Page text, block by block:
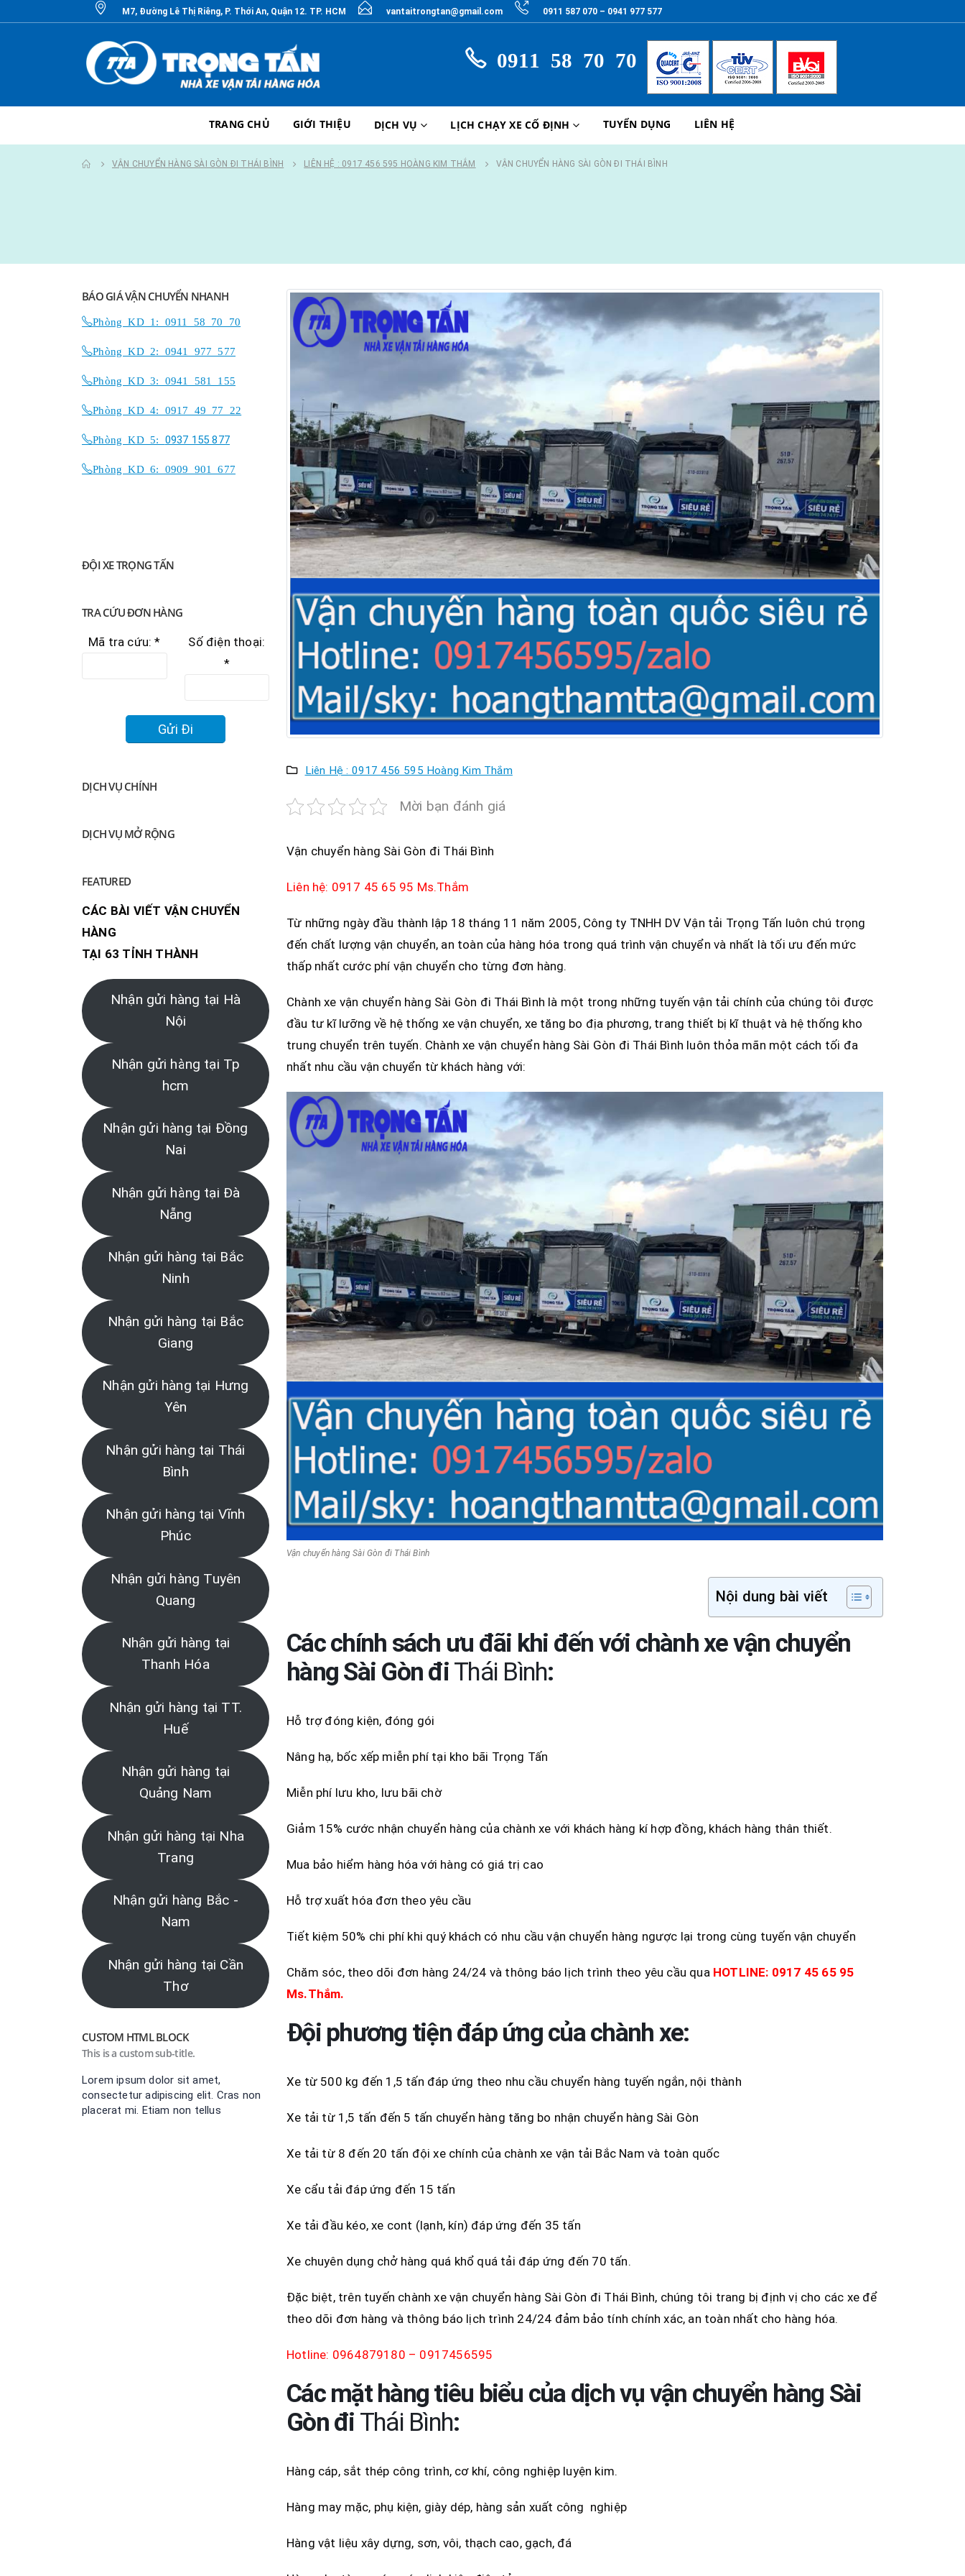
M7, Đường Lê Thị Riêng, P. Thới An, Quận 12. TP. HCM vantaitrongtan@gmail.com 0911 587 070 – 0941 977 577
0911 58 70 70
TRANG CHỦ GIỚI THIỆU DỊCH VỤ LỊCH CHẠY XE CỐ ĐỊNH TUYỂN DỤNG LIÊN HỆ
VẬN CHUYỂN HÀNG SÀI GÒN ĐI THÁI BÌNH LIÊN HỆ : 0917 456 595 HOÀNG KIM THẮM VẬN CHUYỂN HÀNG SÀI GÒN ĐI THÁI BÌNH
Liên Hệ : 0917 456 595 Hoàng Kim Thắm
Mời bạn đánh giá
Vận chuyển hàng Sài Gòn đi Thái Bình
Liên hệ: 0917 45 65 95 Ms.Thắm
Từ những ngày đầu thành lập 18 tháng 11 năm 2005, Công ty TNHH DV Vận tải Trọng Tấn luôn chú trọng
đến chất lượng vận chuyển, an toàn của hàng hóa trong quá trình vận chuyển và nhất là tối ưu đến mức
thấp nhất cước phí vận chuyển cho từng đơn hàng.
Chành xe vận chuyển hàng Sài Gòn đi Thái Bình là một trong những tuyến vận tải chính của chúng tôi được
đầu tư kĩ lưỡng về hệ thống xe vận chuyển, xe tăng bo địa phương, trang thiết bị kĩ thuật và hệ thống kho
trung chuyển trên tuyến. Chành xe vận chuyển hàng Sài Gòn đi Thái Bình luôn thỏa mãn một cách tối đa
nhất nhu cầu vận chuyển từ khách hàng với:
Vận chuyển hàng Sài Gòn đi Thái Bình
Nội dung bài viết
Các chính sách ưu đãi khi đến với chành xe vận chuyển
hàng Sài Gòn điThái Bình:
Hỗ trợ đóng kiện, đóng gói
Nâng hạ, bốc xếp miễn phí tại kho bãi Trọng Tấn
Miễn phí lưu kho, lưu bãi chờ
Giảm 15% cước nhận chuyển hàng của chành xe với khách hàng kí hợp đồng, khách hàng thân thiết.
Mua bảo hiểm hàng hóa với hàng có giá trị cao
Hỗ trợ xuất hóa đơn theo yêu cầu
Tiết kiệm 50% chi phí khi quý khách có nhu cầu vận chuyển hàng ngược lại trong cùng tuyến vận chuyển
Chăm sóc, theo dõi đơn hàng 24/24 và thông báo lịch trình theo yêu cầu qua HOTLINE: 0917 45 65 95
Ms.Thắm.
Đội phương tiện đáp ứng của chành xe:
Xe từ 500 kg đến 1,5 tấn đáp ứng theo nhu cầu chuyển hàng tuyến ngắn, nội thành
Xe tải từ 1,5 tấn đến 5 tấn chuyển hàng tăng bo nhận chuyển hàng Sài Gòn
Xe tải từ 8 đến 20 tấn đội xe chính của chành xe vận tải Bắc Nam và toàn quốc
Xe cẩu tải đáp ứng đến 15 tấn
Xe tải đầu kéo, xe cont (lạnh, kín) đáp ứng đến 35 tấn
Xe chuyên dụng chở hàng quá khổ quá tải đáp ứng đến 70 tấn.
Đặc biệt, trên tuyến chành xe vận chuyển hàng Sài Gòn đi Thái Bình, chúng tôi trang bị định vị cho các xe để
theo dõi đơn hàng và thông báo lịch trình 24/24 đảm bảo tính chính xác, an toàn nhất cho hàng hóa.
Hotline: 0964879180 – 0917456595
Các mặt hàng tiêu biểu của dịch vụ vận chuyển hàng Sài
Gòn đi Thái Bình:
Hàng cáp, sắt thép công trình, cơ khí, công nghiệp luyện kim.
Hàng may mặc, phụ kiện, giày dép, hàng sản xuất công nghiệp
Hàng vật liệu xây dựng, sơn, vôi, thạch cao, gạch, đá
BÁO GIÁ VẬN CHUYỂN NHANH
Phòng KD 1: 0911 58 70 70
Phòng KD 2: 0941 977 577
Phòng KD 3: 0941 581 155
Phòng KD 4: 0917 49 77 22
Phòng KD 5: 0937 155 877
Phòng KD 6: 0909 901 677
ĐỘI XE TRỌNG TẤN
TRA CỨU ĐƠN HÀNG
Mã tra cứu: *
Số điện thoại:
*
DỊCH VỤ CHÍNH
DỊCH VỤ MỞ RỘNG
FEATURED
CÁC BÀI VIẾT VẬN CHUYỂN
HÀNG
TẠI 63 TỈNH THÀNH
Nhận gửi hàng tại Hà
Nội
Nhận gửi hàng tại Tp
hcm
Nhận gửi hàng tại Đồng
Nai
Nhận gửi hàng tại Đà
Nẵng
Nhận gửi hàng tại Bắc
Ninh
Nhận gửi hàng tại Bắc
Giang
Nhận gửi hàng tại Hưng
Yên
Nhận gửi hàng tại Thái
Bình
Nhận gửi hàng tại Vĩnh
Phúc
Nhận gửi hàng Tuyên
Quang
Nhận gửi hàng tại
Thanh Hóa
Nhận gửi hàng tại TT.
Huế
Nhận gửi hàng tại
Quảng Nam
Nhận gửi hàng tại Nha
Trang
Nhận gửi hàng Bắc -
Nam
Nhận gửi hàng tại Cần
Thơ
CUSTOM HTML BLOCK
This is a custom sub-title.
Lorem ipsum dolor sit amet,
consectetur adipiscing elit. Cras non
placerat mi. Etiam non tellus